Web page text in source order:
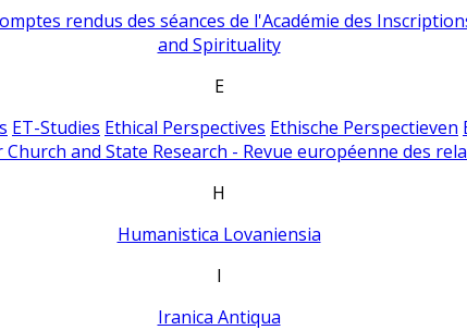
rendus des séances de l'Académie des
and Spirituality
E
ET-Studies Ethical Perspectives Ethische Perspectieven
and State Research - Revue européenne des
H
Humanistica Lovaniensia
I
Iranica Antiqua